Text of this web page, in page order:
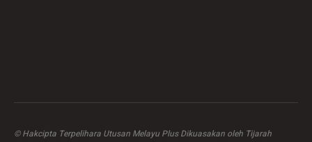
© Hakcipta Terpelihara Utusan Melayu Plus Dikuasakan oleh Tijarah